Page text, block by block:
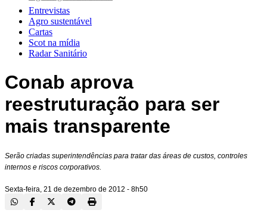
Entrevistas
Agro sustentável
Cartas
Scot na mídia
Radar Sanitário
Conab aprova
reestruturação para ser
mais transparente
Serão criadas superintendências para tratar das áreas de custos, controles
internos e riscos corporativos.
Sexta-feira, 21 de dezembro de 2012 - 8h50